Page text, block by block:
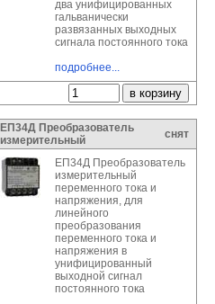
два унифицированных
гальванически
развязанных выходных
сигнала постоянного тока
подробнее...
ЕП34Д Преобразователь
измерительный
снят
ЕП34Д Преобразователь
измерительный
переменного тока и
напряжения, для
линейного
преобразования
переменного тока и
напряжения в
унифицированный
выходной сигнал
постоянного тока